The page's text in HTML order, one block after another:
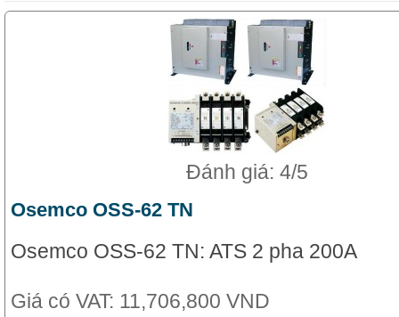
Đánh giá: 4/5
Osemco OSS-62 TN
Osemco OSS-62 TN: ATS 2 pha 200A
Giá có VAT: 11,706,800 VND